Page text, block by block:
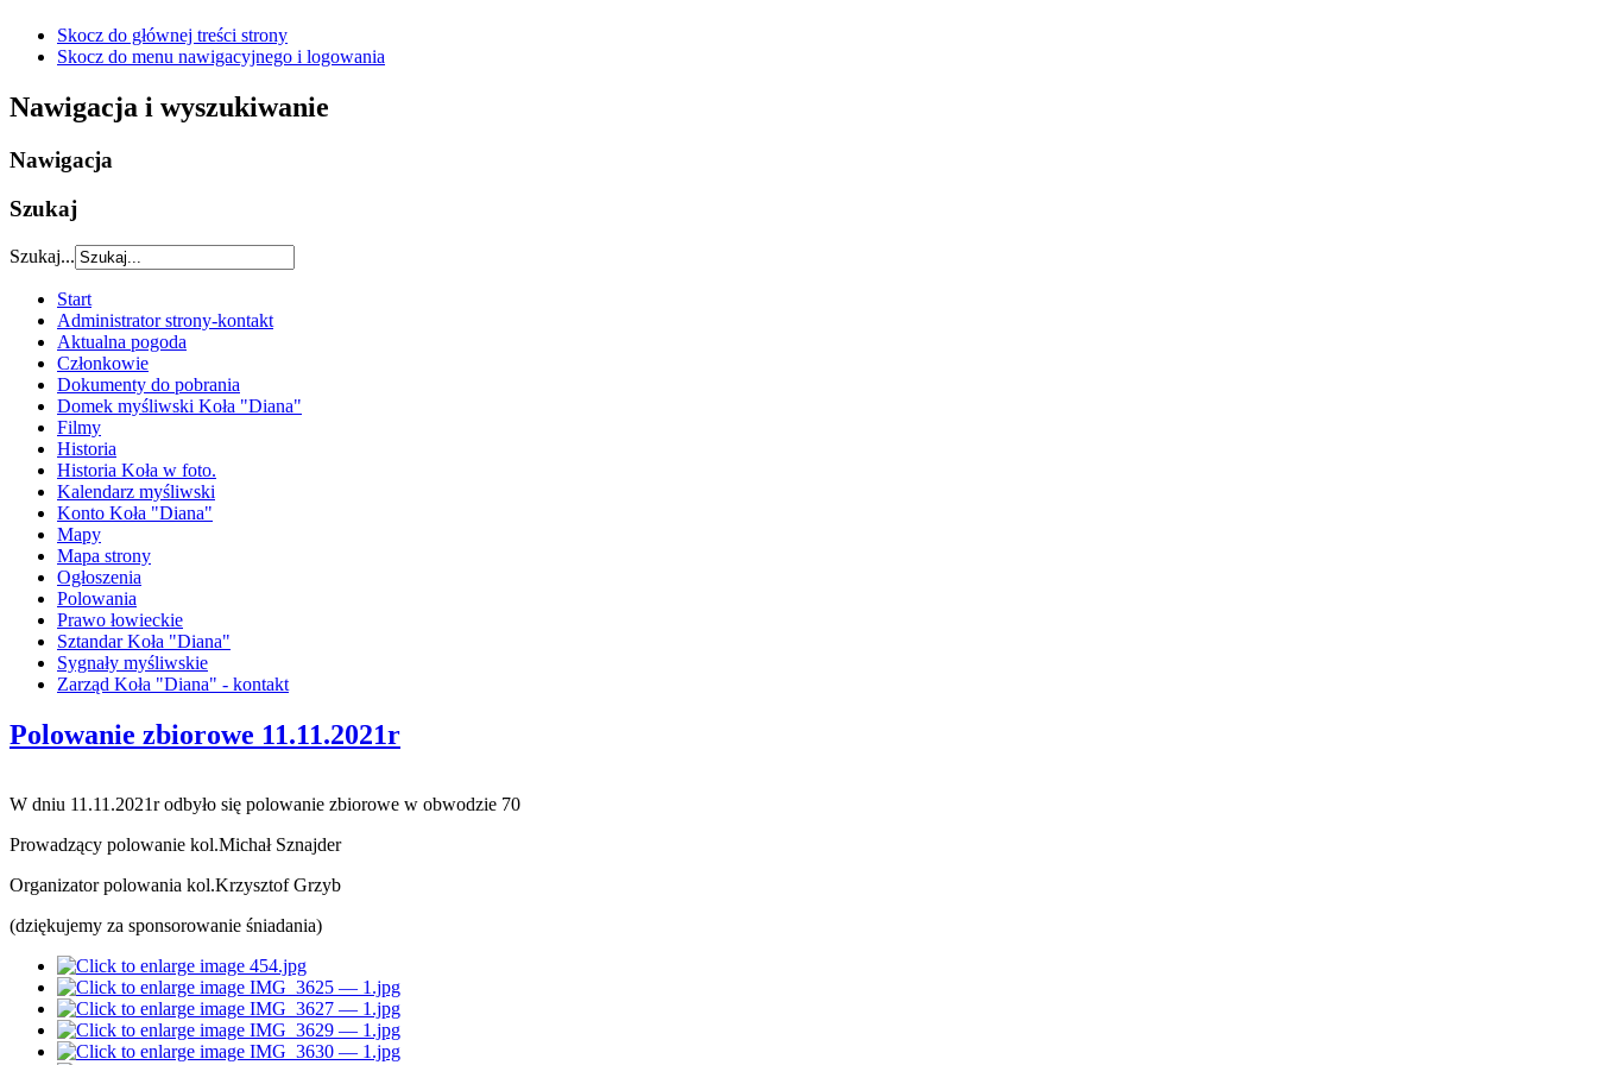
Skocz do głównej treści strony
Skocz do menu nawigacyjnego i logowania
Nawigacja i wyszukiwanie
Nawigacja
Szukaj
Szukaj...
Start
Administrator strony-kontakt
Aktualna pogoda
Członkowie
Dokumenty do pobrania
Domek myśliwski Koła "Diana"
Filmy
Historia
Historia Koła w foto.
Kalendarz myśliwski
Konto Koła "Diana"
Mapy
Mapa strony
Ogłoszenia
Polowania
Prawo łowieckie
Sztandar Koła "Diana"
Sygnały myśliwskie
Zarząd Koła "Diana" - kontakt
Polowanie zbiorowe 11.11.2021r
W dniu 11.11.2021r odbyło się polowanie zbiorowe w obwodzie 70
Prowadzący polowanie kol.Michał Sznajder
Organizator polowania kol.Krzysztof Grzyb
(dziękujemy za sponsorowanie śniadania)